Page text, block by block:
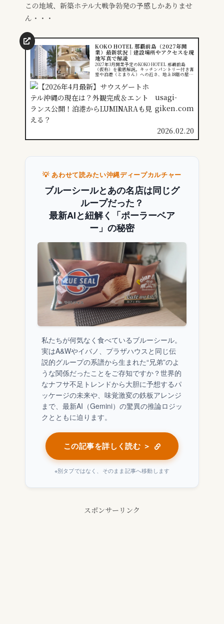
この地域、新築ホテル大戦争勃発の予感しかありませ
ん・・・
KOKO HOTEL 那覇前島（2027年開
業）最新状況｜建設場所やアクセスを現
地写真で解説
2027年3月開業予定のKOKO HOTEL 那覇前島
（仮称）を徹底解説。キッチンパントリー付き客
室や泊港（とまりん）への近さ、地上18階の屋上
ホテルのコンセプトと特徴をわかりやすくご紹介
します。
usagi-
giken.com
2026.02.20
💡 あわせて読みたい沖縄ディープカルチャー
ブルーシールとあの名店は同じグ
ループだった？
最新AIと紐解く「ポーラーベア
ー」の秘密
私たちが何気なく食べているブルーシール。
実はA&Wやイバノ、プラザハウスと同じ伝
説的グループの系譜から生まれた“兄弟”のよ
うな関係だったことをご存知ですか？世界的
なナフサ不足トレンドから大胆に予想するパ
ッケージの未来や、味覚激変の鉄板アレンジ
まで、最新AI（Gemini）の驚異の推論ロジッ
クとともに迫ります。
この記事を詳しく読む ＞
※別タブではなく、そのまま記事へ移動します
スポンサーリンク